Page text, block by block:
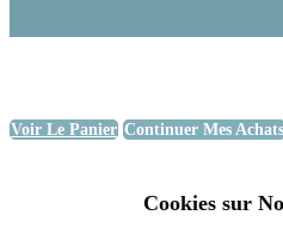
Voir Le Panier Continuer Mes Achats
Cookies sur